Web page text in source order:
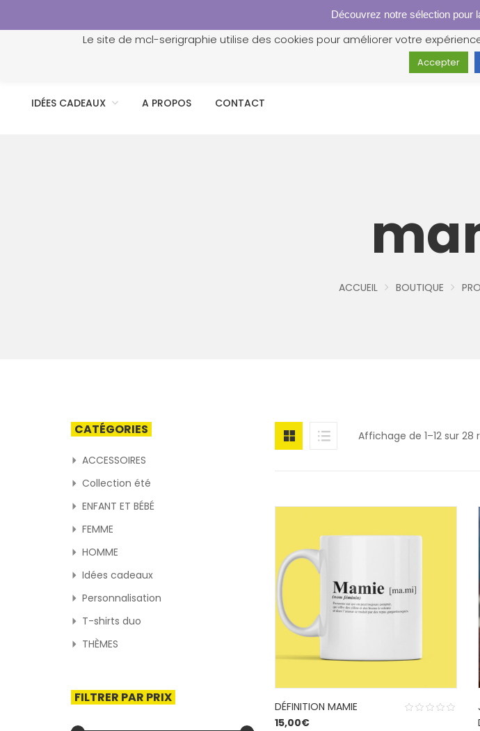
Découvrez notre sélection pour
IDÉES CADEAUX A PROPOS CONTACT
ACCUEIL BOUTIQUE
CATÉGORIES
ACCESSOIRES
Collection été
ENFANT ET BÉBÉ
FEMME
HOMME
Idées cadeaux
Personnalisation
T-shirts duo
THÈMES
FILTRER PAR PRIX
Affichage de 1–12 sur 28
DÉFINITION MAMIE
15,00€
Gestion
Le site de mcl-serigraphie utilise des cookies pour améliorer votre
Accepter